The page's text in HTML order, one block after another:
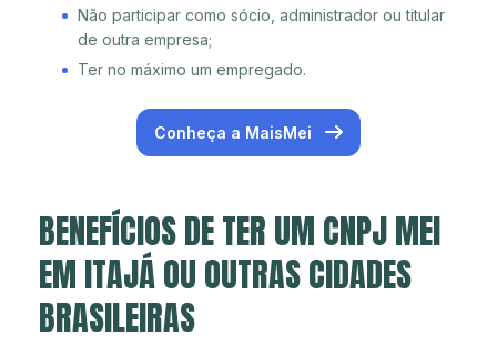
Não participar como sócio, administrador ou titular
de outra empresa;
Ter no máximo um empregado.
Conheça a MaisMei
BENEFÍCIOS DE TER UM CNPJ MEI
EM ITAJÁ OU OUTRAS CIDADES
BRASILEIRAS